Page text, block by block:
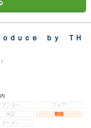
ｏｄｕｃｅ ｂｙ ＴＨ
アフター
フェア
保証
整備
クーポン